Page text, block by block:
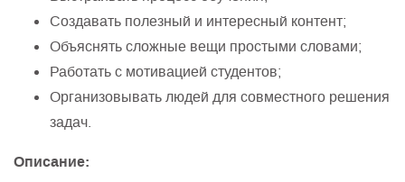
Создавать полезный и интересный контент;
Объяснять сложные вещи простыми словами;
Работать с мотивацией студентов;
Организовывать людей для совместного решения
задач.
Описание: